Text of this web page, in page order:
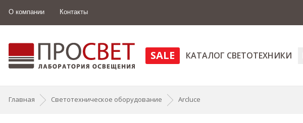
О компании Контакты
SALE КАТАЛОГ СВЕТОТЕХНИКИ
Главная Светотехническое оборудование Arcluce